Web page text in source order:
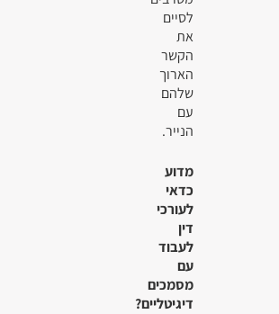
לסיים
את
הקשר
הארוך
שלהם
עם
הנייר.
מדוע
כדאי
לעורכי
דין
לעבוד
עם
מסמכים
דיגיטליים?